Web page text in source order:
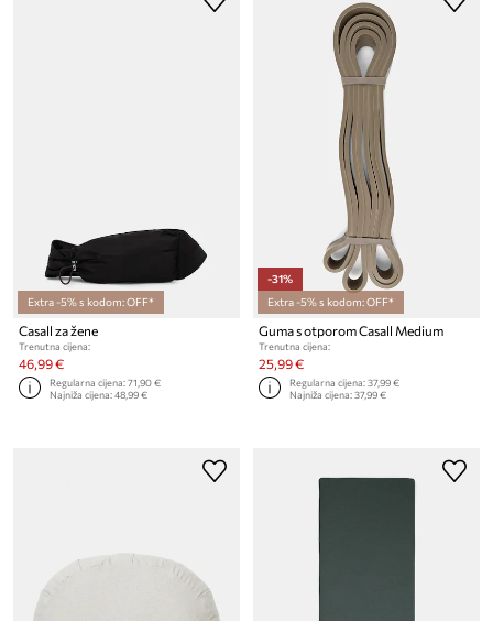
Extra -5% s kodom: OFF*
Casall za žene
Trenutna cijena:
46,99 €
Regularna cijena:71,90 €
Najniža cijena:48,99 €
-31%
Extra -5% s kodom: OFF*
Guma s otporom Casall Medium
Trenutna cijena:
25,99 €
Regularna cijena:37,99 €
Najniža cijena:37,99 €